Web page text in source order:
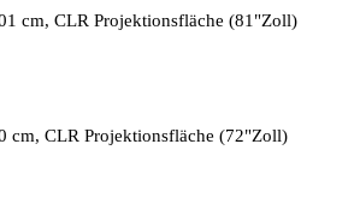
cm, CLR Projektionsfläche (81"Zoll)
cm, CLR Projektionsfläche (72"Zoll)